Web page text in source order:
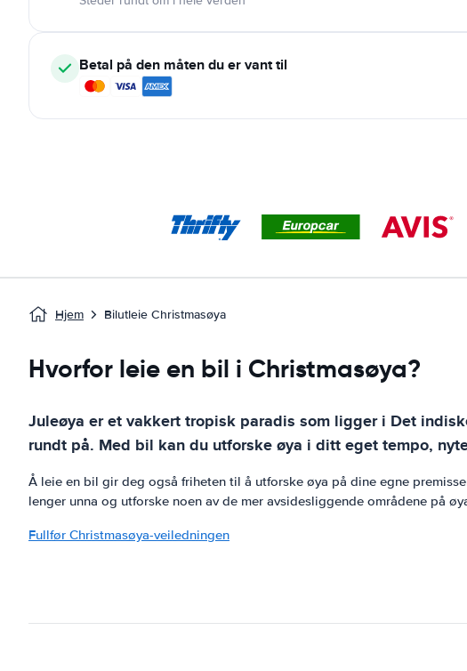
Betal på den måten du er vant til
Hjem Bilutleie Christmasøya
Hvorfor leie en bil i Christmasøya?
Juleøya er et vakkert tropisk paradis som ligger i Det
rundt på. Med bil kan du utforske øya i ditt eget tempo,
Å leie en bil gir deg også friheten til å utforske øya på dine egne
lenger unna og utforske noen av de mer avsidesliggende områdene på
Fullfør Christmasøya-veiledningen